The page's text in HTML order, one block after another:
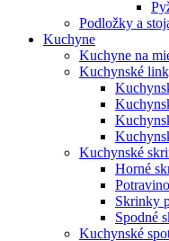
Podložky a
Kuchyne
Kuchyne na
Kuchynské
Kuchynské
Horné
Skrinky
Spodné
Kuchynské